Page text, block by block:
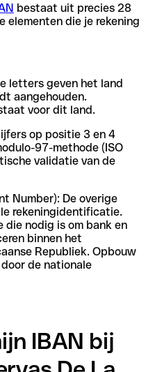
bestaat uit precies 28
elementen die je rekening
letters geven het land
aangehouden.
voor dit land.
op positie 3 en 4
97-methode (ISO
validatie van de
Number): De overige
rekeningidentificatie.
die nodig is om bank en
binnen het
Republiek. Opbouw
de nationale
IBAN bij